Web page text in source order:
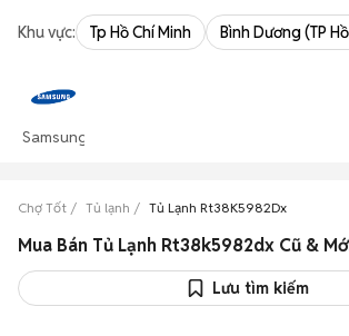
Khu vực: Tp Hồ Chí Minh Bình Dương (TP
Samsung
Chợ Tốt Tủ lạnh Tủ Lạnh Rt38K5982Dx
Lưu tìm kiếm